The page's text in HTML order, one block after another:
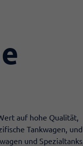
auf hohe Qualität,
Tankwagen, und
und Spezialtanks,